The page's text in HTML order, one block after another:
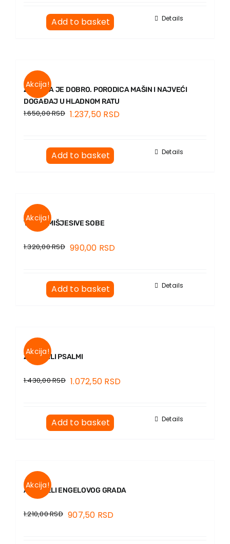
Add to basket Details
Akcija!
ZA SADA JE DOBRO. PORODICA MAŠIN I NAJVEĆI
DOGAĐAJ U HLADNOM RATU
1.650,00RSD 1.237,50 RSD
Add to basket Details
Akcija!
TAJNA MIŠJESIVE SOBE
1.320,00RSD 990,00 RSD
Add to basket Details
Akcija!
ZEBUR ILI PSALMI
1.430,00RSD 1.072,50 RSD
Add to basket Details
Akcija!
AKVARELI ENGELOVOG GRADA
1.210,00RSD 907,50 RSD